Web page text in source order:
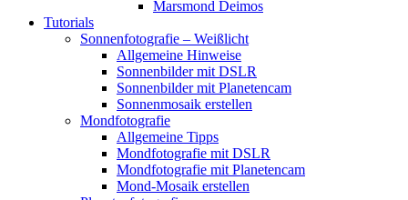
Marsmond Deimos
Tutorials
Sonnenfotografie – Weißlicht
Allgemeine Hinweise
Sonnenbilder mit DSLR
Sonnenbilder mit Planetencam
Sonnenmosaik erstellen
Mondfotografie
Allgemeine Tipps
Mondfotografie mit DSLR
Mondfotografie mit Planetencam
Mond-Mosaik erstellen